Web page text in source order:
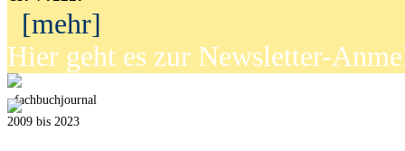
[mehr]
Hier geht es zur Newsletter-
fachbuchjournal
2009 bis 2023